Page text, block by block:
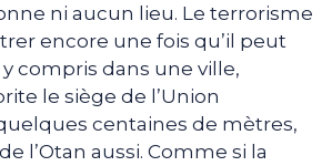
ni aucun lieu. Le terrorisme
encore une fois qu’il peut
compris dans une ville,
le siège de l’Union
centaines de mètres,
l’Otan aussi. Comme si la